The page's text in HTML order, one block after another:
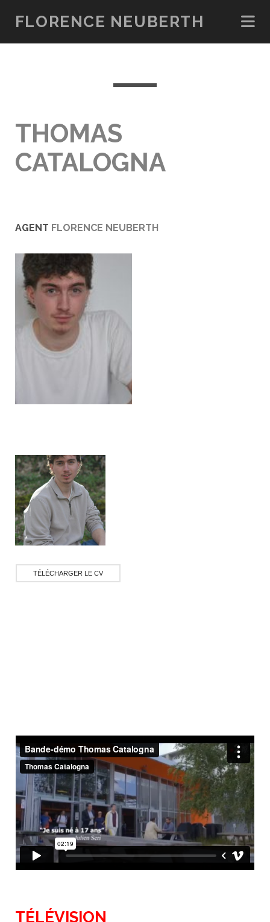
FLORENCE NEUBERTH
THOMAS
CATALOGNA
AGENT FLORENCE NEUBERTH
TÉLÉCHARGER LE CV
TÉLÉVISION